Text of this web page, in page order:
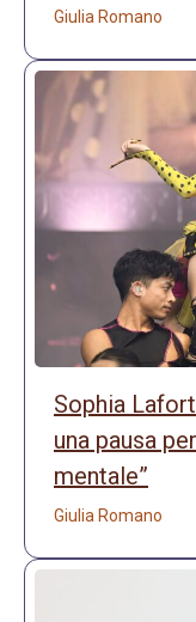
Giulia Romano
Sophia
una pausa
mentale”
Giulia Romano